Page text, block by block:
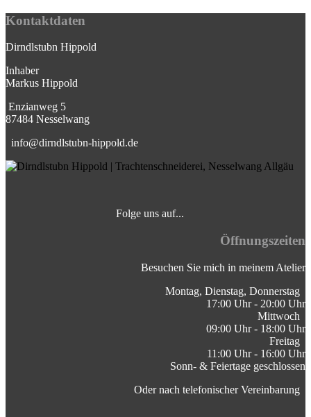
Kontaktdaten
Dirndlstubn Hippold
Inhaber
Markus Hippold
⁣Enzianweg 5
87484 Nesselwang
info@dirndlstubn-hippold.de
Folge uns auf... ⁣
Öffnungszeiten
Besuchen Sie mich in meinem Atelier
Montag, Dienstag, Donnerstag ⁣
17:00 Uhr - 20:00 Uhr
Mittwoch
09:00 Uhr - 18:00 Uhr
Freitag
11:00 Uhr - 16:00 Uhr
Sonn- & Feiertage geschlossen
Oder nach telefonischer Vereinbarung ⁣